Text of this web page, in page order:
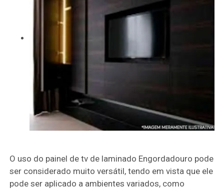
O uso do painel de tv de laminado Engordadouro pode
ser considerado muito versátil, tendo em vista que ele
pode ser aplicado a ambientes variados, como